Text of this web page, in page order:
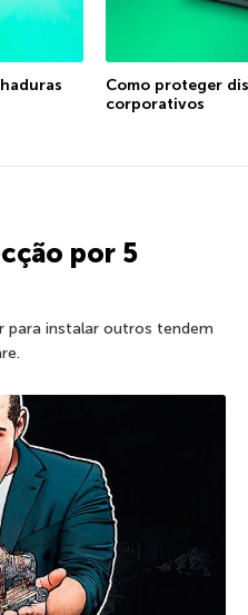
Como proteger
corporativos
por 5
para instalar outros tendem